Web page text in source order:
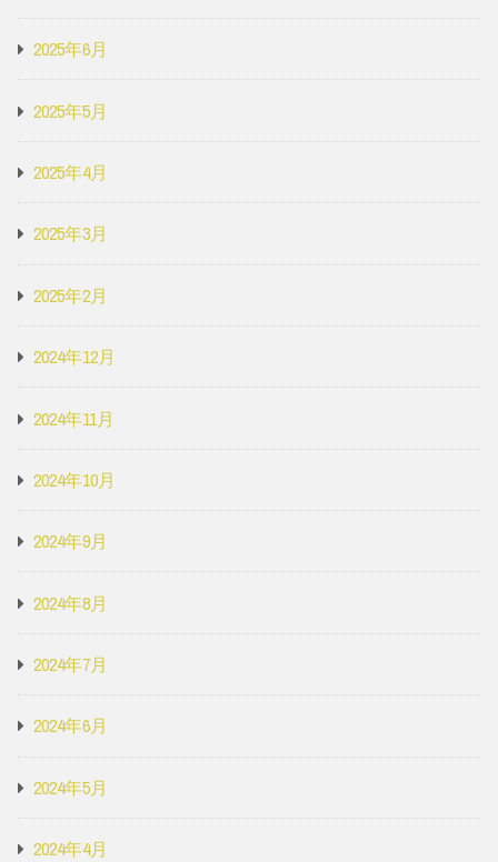
2025年6月
2025年5月
2025年4月
2025年3月
2025年2月
2024年12月
2024年11月
2024年10月
2024年9月
2024年8月
2024年7月
2024年6月
2024年5月
2024年4月